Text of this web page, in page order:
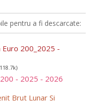
pentru a fi descarcate:
200_2025 -
- 2025 - 2026
Brut Lunar Si